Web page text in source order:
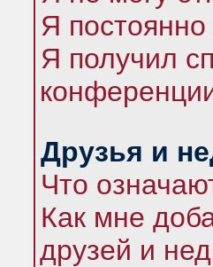
Я
Я получил
Друзья и
Что
Как мне
друзей и